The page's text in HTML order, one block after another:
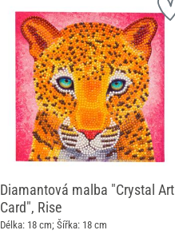
Diamantová malba "Crystal Art
Card", Rise
Délka: 18 cm; Šířka: 18 cm